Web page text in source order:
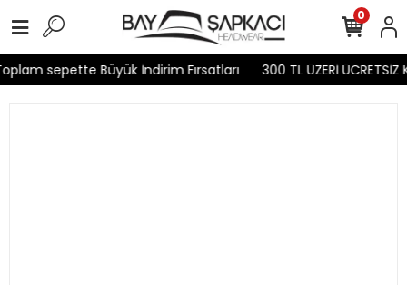
sepette Büyük İndirim Fırsatları 300 TL ÜZERİ ÜCRETSİZ
0